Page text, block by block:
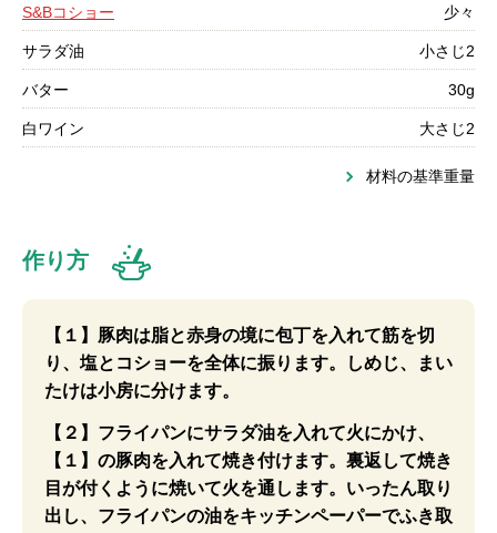
S&Bコショー 少々
サラダ油 小さじ2
バター 30g
白ワイン 大さじ2
材料の基準重量
作り方
【１】豚肉は脂と赤身の境に包丁を入れて筋を切
り、塩とコショーを全体に振ります。しめじ、まい
たけは小房に分けます。
【２】フライパンにサラダ油を入れて火にかけ、
【１】の豚肉を入れて焼き付けます。裏返して焼き
目が付くように焼いて火を通します。いったん取り
出し、フライパンの油をキッチンペーパーでふき取